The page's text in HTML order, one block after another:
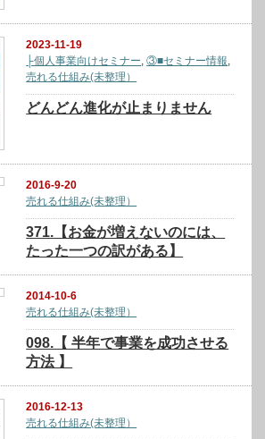
2023-11-19
├個人事業向けセミナー,③■セミナー情報,
売れる仕組み(未整理）
どんどん進化が止まりません
2016-9-20
売れる仕組み(未整理）
371.【お金が増えないのには、
たった一つの訳がある】
2014-10-6
売れる仕組み(未整理）
098.【 半年で事業を成功させる
方法 】
2016-12-13
売れる仕組み(未整理）